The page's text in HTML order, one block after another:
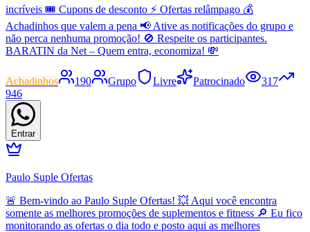
incríveis 🎟️ Cupons de desconto ⚡ Ofertas relâmpago 💰
Achadinhos que valem a pena 📢 Ative as notificações do grupo e
não perca nenhuma promoção! 🚫 Respeite os participantes.
BARATIN da Net – Quem entra, economiza! 💸
Achadinhos 190 Grupo Livre Patrocinado
317
946
Entrar
Paulo Suple Ofertas
🚨 Bem-vindo ao Paulo Suple Ofertas! 💥 Aqui você encontra
somente as melhores promoções de suplementos e fitness 🔎 Eu fico
monitorando as ofertas o dia todo e posto aqui as melhores